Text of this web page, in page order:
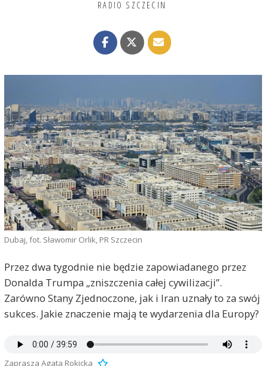
RADIO SZCZECIN
Dubaj, fot. Sławomir Orlik, PR Szczecin
Przez dwa tygodnie nie będzie zapowiadanego przez
Donalda Trumpa „zniszczenia całej cywilizacji”.
Zarówno Stany Zjednoczone, jak i Iran uznały to za swój
sukces. Jakie znaczenie mają te wydarzenia dla Europy?
Zaprasza Agata Rokicka